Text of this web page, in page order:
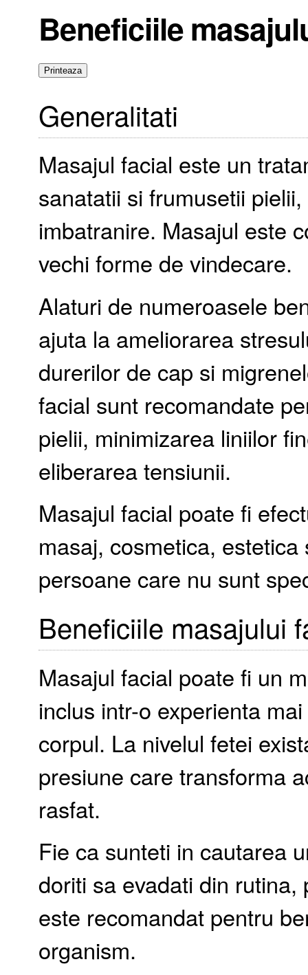
Beneficiile
Generalitati
Masajul facial este un
sanatatii si frumusetii
imbatranire. Masajul este
vechi forme de vindecare.
Alaturi de numeroasele
ajuta la ameliorarea
durerilor de cap si
facial sunt recomandate
pielii, minimizarea liniilor
eliberarea tensiunii.
Masajul facial poate fi
masaj, cosmetica,
persoane care nu sunt
Beneficiile masajului
Masajul facial poate fi un
inclus intr-o experienta
corpul. La nivelul fetei
presiune care transforma
rasfat.
Fie ca sunteti in cautarea
doriti sa evadati din
este recomandat pentru
organism.